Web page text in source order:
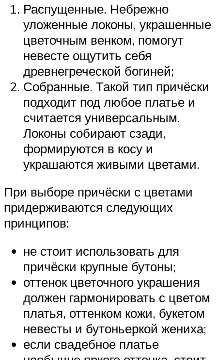
Распущенные. Небрежно
уложенные локоны, украшенные
цветочным венком, помогут
невесте ощутить себя
древнегреческой богиней;
Собранные. Такой тип причёски
подходит под любое платье и
считается универсальным.
Локоны собирают сзади,
формируются в косу и
украшаются живыми цветами.
При выборе причёски с цветами
придерживаются следующих
принципов:
не стоит использовать для
причёски крупные бутоны;
оттенок цветочного украшения
должен гармонировать с цветом
платья, оттенком кожи, букетом
невесты и бутоньеркой жениха;
если свадебное платье